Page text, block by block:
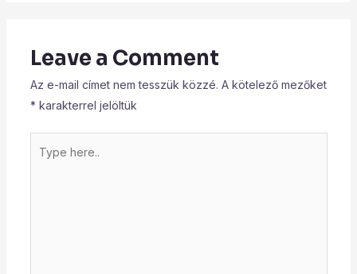
Leave a Comment
Az e-mail címet nem tesszük közzé. A kötelező mezőket
* karakterrel jelöltük
here..